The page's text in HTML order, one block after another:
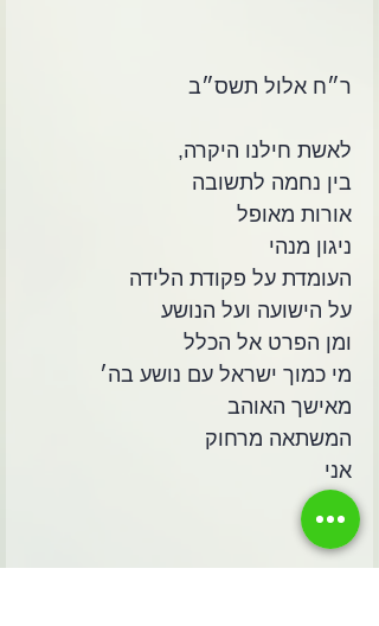
ר״ח אלול תשס״ב
לאשת חילנו היקרה,
בין נחמה לתשובה
אורות מאופל
ניגון מנהי
העומדת על פקודת הלידה
על הישועה ועל הנושע
ומן הפרט אל הכלל
מי כמוך ישראל עם נושע בה׳
מאישך האוהב
המשתאה מרחוק
אני